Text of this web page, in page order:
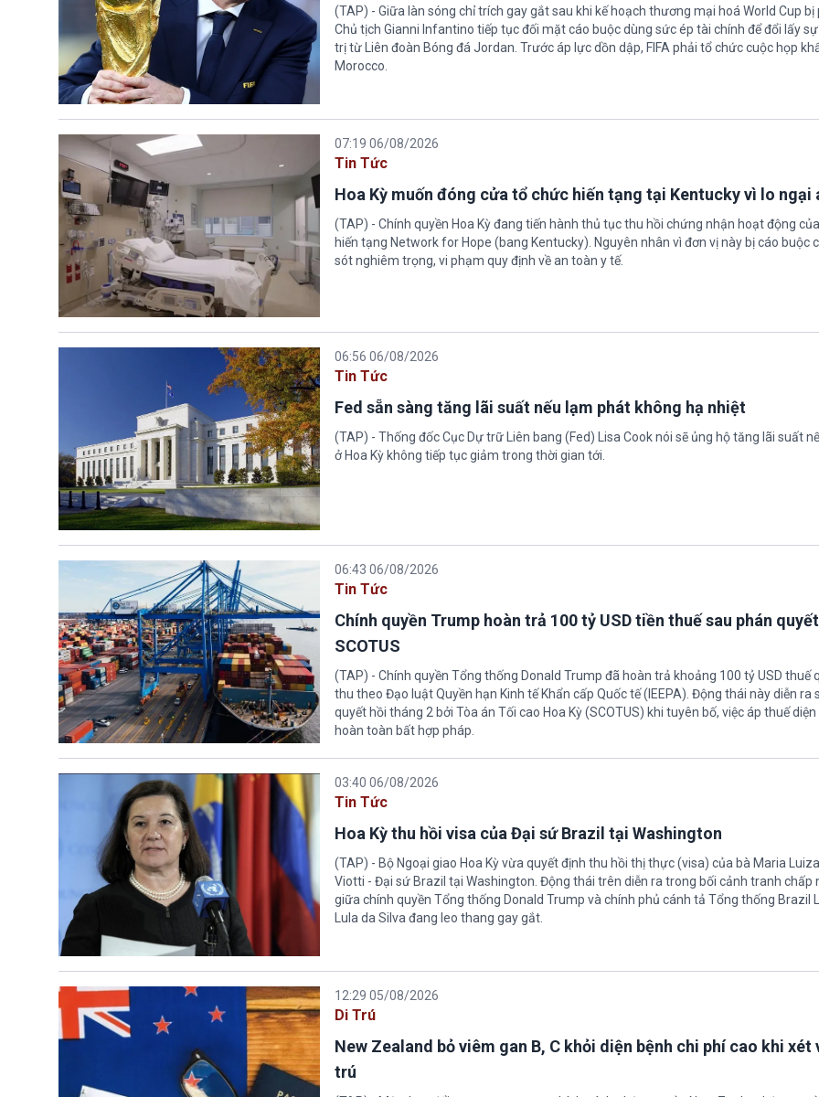
(TAP) - Giữa làn sóng chỉ trích gay gắt sau khi kế hoạch thương mại hoá World Cup bị
Chủ tịch Gianni Infantino tiếp tục đối mặt cáo buộc dùng sức ép tài chính để đổi lấy
trị từ Liên đoàn Bóng đá Jordan. Trước áp lực dồn dập, FIFA phải tổ chức cuộc họp
Morocco.
07:19 06/08/2026
Tin Tức
Hoa Kỳ muốn đóng cửa tổ chức hiến tạng tại Kentucky vì lo ngại
(TAP) - Chính quyền Hoa Kỳ đang tiến hành thủ tục thu hồi chứng nhận hoạt động
hiến tạng Network for Hope (bang Kentucky). Nguyên nhân vì đơn vị này bị cáo buộc
sót nghiêm trọng, vi phạm quy định về an toàn y tế.
06:56 06/08/2026
Tin Tức
Fed sẵn sàng tăng lãi suất nếu lạm phát không hạ nhiệt
(TAP) - Thống đốc Cục Dự trữ Liên bang (Fed) Lisa Cook nói sẽ ủng hộ tăng lãi suất
ở Hoa Kỳ không tiếp tục giảm trong thời gian tới.
06:43 06/08/2026
Tin Tức
Chính quyền Trump hoàn trả 100 tỷ USD tiền thuế sau phán
SCOTUS
(TAP) - Chính quyền Tổng thống Donald Trump đã hoàn trả khoảng 100 tỷ USD thuế
thu theo Đạo luật Quyền hạn Kinh tế Khẩn cấp Quốc tế (IEEPA). Động thái này diễn ra
quyết hồi tháng 2 bởi Tòa án Tối cao Hoa Kỳ (SCOTUS) khi tuyên bố, việc áp thuế
hoàn toàn bất hợp pháp.
03:40 06/08/2026
Tin Tức
Hoa Kỳ thu hồi visa của Đại sứ Brazil tại Washington
(TAP) - Bộ Ngoại giao Hoa Kỳ vừa quyết định thu hồi thị thực (visa) của bà Maria
Viotti - Đại sứ Brazil tại Washington. Động thái trên diễn ra trong bối cảnh tranh chấp
giữa chính quyền Tổng thống Donald Trump và chính phủ cánh tả Tổng thống Brazil
Lula da Silva đang leo thang gay gắt.
12:29 05/08/2026
Di Trú
New Zealand bỏ viêm gan B, C khỏi diện bệnh chi phí cao khi xét
trú